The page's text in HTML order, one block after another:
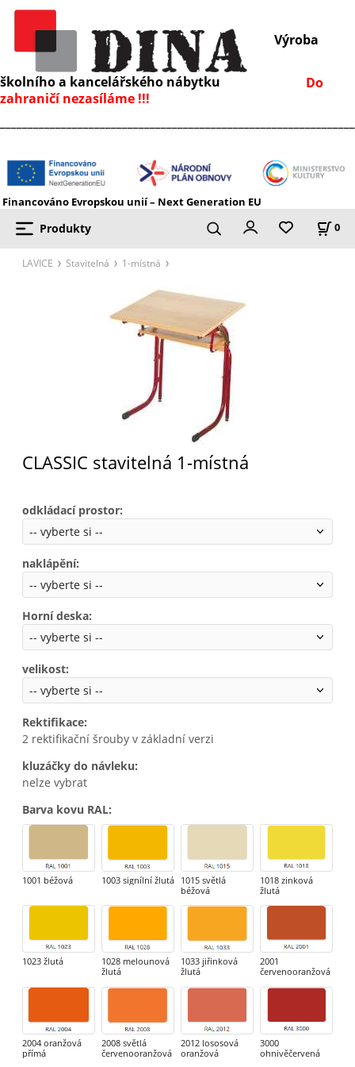
Výroba
školního a kancelářského nábytku Do
zahraničí nezasíláme !!!
Financováno Evropskou unií – Next Generation EU
Produkty 0
LAVICE Stavitelná 1-místná
CLASSIC stavitelná 1-místná
odkládací prostor:
naklápění:
Horní deska:
velikost:
Rektifikace:
2 rektifikační šrouby v základní verzi
kluzáčky do návleku:
nelze vybrat
Barva kovu RAL:
1001 béžová 1003 signílní žlutá
1015 světlá
béžová
1018 zinková
žlutá
1023 žlutá
1028 melounová
žlutá
1033 jiřinková
žlutá
2001
červenooranžová
2004 oranžová
přímá
2008 světlá
červenooranžová
2012 lososová
oranžová
3000
ohnivěčervená